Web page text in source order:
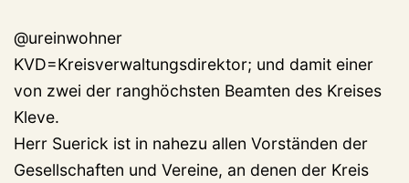
@ureinwohner
KVD=Kreisverwaltungsdirektor; und damit einer
von zwei der ranghöchsten Beamten des Kreises
Kleve.
Herr Suerick ist in nahezu allen Vorständen der
Gesellschaften und Vereine, an denen der Kreis